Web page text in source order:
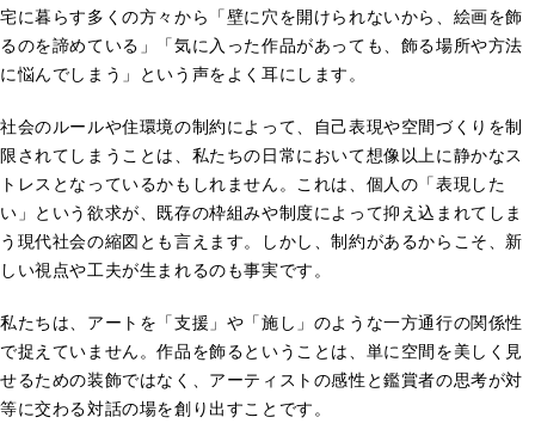
宅に暮らす多くの方々から「壁に穴を開けられないから、絵画を飾
るのを諦めている」「気に入った作品があっても、飾る場所や方法
に悩んでしまう」という声をよく耳にします。
社会のルールや住環境の制約によって、自己表現や空間づくりを制
限されてしまうことは、私たちの日常において想像以上に静かなス
トレスとなっているかもしれません。これは、個人の「表現した
い」という欲求が、既存の枠組みや制度によって抑え込まれてしま
う現代社会の縮図とも言えます。しかし、制約があるからこそ、新
しい視点や工夫が生まれるのも事実です。
私たちは、アートを「支援」や「施し」のような一方通行の関係性
で捉えていません。作品を飾るということは、単に空間を美しく見
せるための装飾ではなく、アーティストの感性と鑑賞者の思考が対
等に交わる対話の場を創り出すことです。